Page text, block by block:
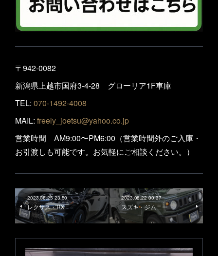
〒942-0082
新潟県上越市国府3-4-28 グローリア1F車庫
TEL: 070-1492-4008
MAIL: freely_joetsu@yahoo.co.jp
営業時間 AM9:00〜PM6:00（営業時間外のご入庫・
お引渡しも可能です。お気軽にご相談ください。）
2023.08.25 23:50
レクサス・RX
2023.08.22 00:37
スズキ・ジムニー